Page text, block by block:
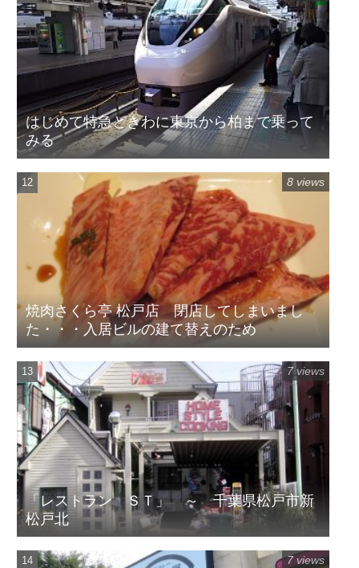
はじめて特急ときわに東京から柏まで乗って
みる
焼肉さくら亭 松戸店 閉店してしまいまし
た・・・入居ビルの建て替えのため
8 views
「レストラン ＳＴ」 ～ 千葉県松戸市新
松戸北
7 views
7 views